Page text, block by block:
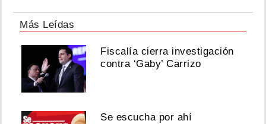
Más Leídas
Fiscalía cierra investigación
contra ‘Gaby’ Carrizo
Se escucha por ahí